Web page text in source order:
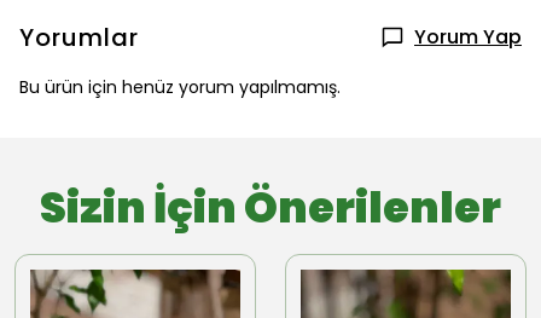
Yorumlar Yorum Yap
Bu ürün için henüz yorum yapılmamış.
Sizin İçin Önerilenler